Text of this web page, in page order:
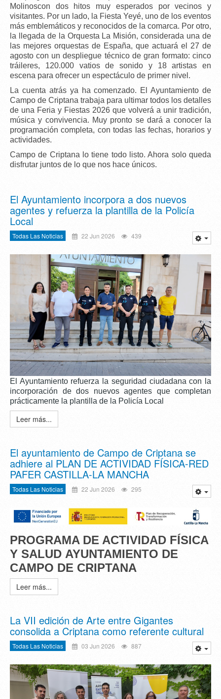
Molinoscon dos hitos muy esperados por vecinos y
visitantes. Por un lado, la Fiesta Yeyé, uno de los eventos
más emblemáticos y reconocidos de la comarca. Por otro,
la llegada de la Orquesta La Misión, considerada una de
las mejores orquestas de España, que actuará el 27 de
agosto con un despliegue técnico de gran formato: cinco
tráileres, 120.000 vatios de sonido y 18 artistas en
escena para ofrecer un espectáculo de primer nivel.
La cuenta atrás ya ha comenzado. El Ayuntamiento de
Campo de Criptana trabaja para ultimar todos los detalles
de una Feria y Fiestas 2026 que volverá a unir tradición,
música y convivencia. Muy pronto se dará a conocer la
programación completa, con todas las fechas, horarios y
actividades.
Campo de Criptana lo tiene todo listo. Ahora solo queda
disfrutar juntos de lo que nos hace únicos.
El Ayuntamiento incorpora a dos nuevos
agentes y refuerza la plantilla de la Policía
Local
Todas Las Noticias 22 Jun 2026 439
El Ayuntamiento refuerza la seguridad ciudadana con la
incorporación de dos nuevos agentes que completan
prácticamente la plantilla de la Policía Local
Leer más...
El ayuntamiento de Campo de Criptana se
adhiere al PLAN DE ACTIVIDAD FÍSICA-RED
PAFER CASTILLA-LA MANCHA
Todas Las Noticias 22 Jun 2026 295
PROGRAMA DE ACTIVIDAD FÍSICA
Y SALUD AYUNTAMIENTO DE
CAMPO DE CRIPTANA
Leer más...
La VII edición de Arte entre Gigantes
consolida a Criptana como referente cultural
Todas Las Noticias 03 Jun 2026 887